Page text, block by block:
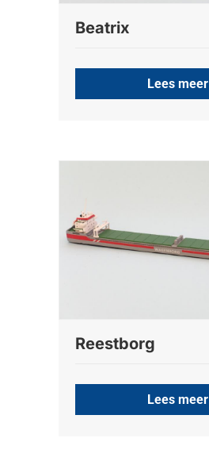
Beatrix
Lees meer
Reestborg
Lees meer